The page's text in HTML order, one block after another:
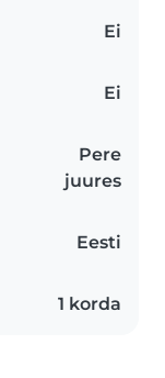
Ei
Ei
Pere
juures
Eesti
1 korda